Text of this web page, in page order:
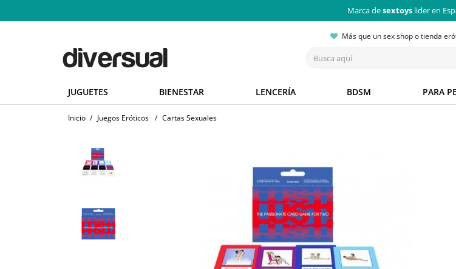
Marca desextoys lider en
Más que un sex shop o tienda
JUGUETES BIENESTAR LENCERÍA BDSM PARA
Inicio / Juegos Eróticos / Cartas Sexuales